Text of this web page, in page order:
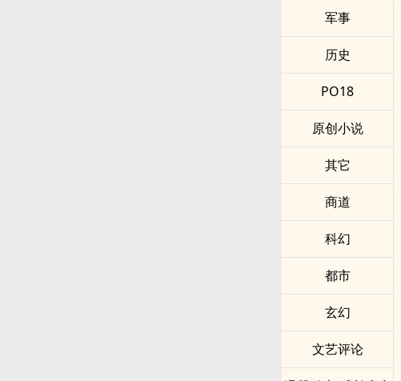
军事
历史
PO18
原创小说
其它
商道
科幻
都市
玄幻
文艺评论